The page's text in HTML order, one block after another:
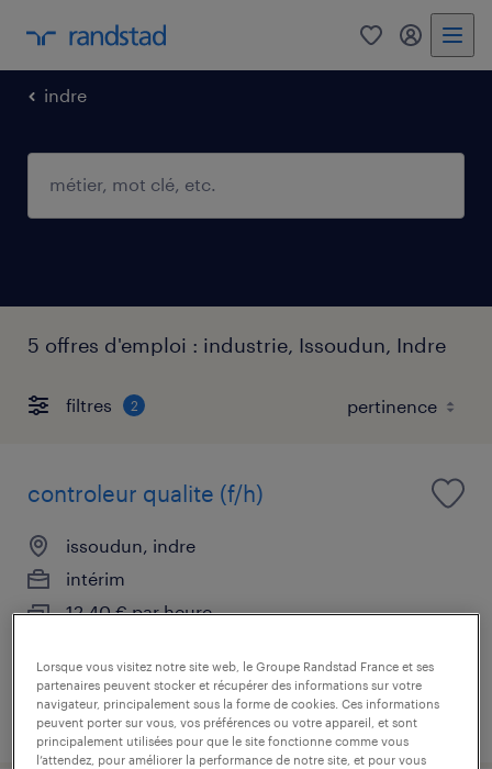
0 mon
indre
5 offres d'emploi : industrie, Issoudun, Indre
filtres 2
controleur qualite (f/h)
issoudun, indre
intérim
12,40 € par heure
publié le 7 août 2026
Lorsque vous visitez notre site web, le Groupe Randstad France et ses
partenaires peuvent stocker et récupérer des informations sur votre
navigateur, principalement sous la forme de cookies. Ces informations
peuvent porter sur vous, vos préférences ou votre appareil, et sont
principalement utilisées pour que le site fonctionne comme vous
l’attendez, pour améliorer la performance de notre site, et pour vous